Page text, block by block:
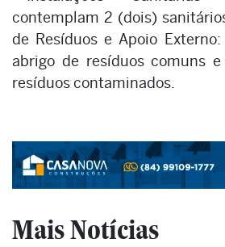
contemplam 2 (dois)
de Resíduos e Apoio
abrigo de resíduos comuns
resíduos contaminados.
Mais Notícias